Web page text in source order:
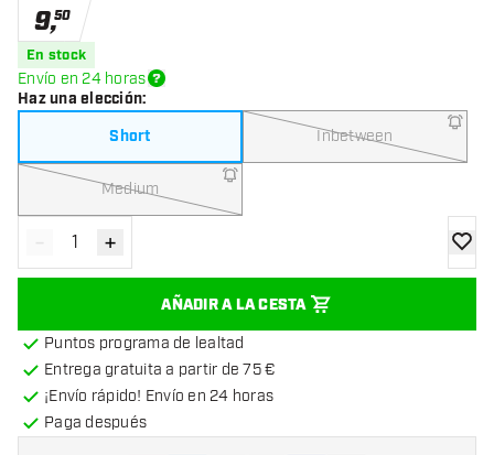
9,50
En stock
Envío en 24 horas
Haz una elección:
Short
Inbetween
Medium
Disminuir cantidad
- Aumentar cantidad
+
AÑADIR A LA CESTA
Puntos programa de lealtad
Entrega gratuita a partir de 75 €
¡Envío rápido! Envío en 24 horas
Paga después